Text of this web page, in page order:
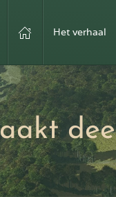
Het verhaal